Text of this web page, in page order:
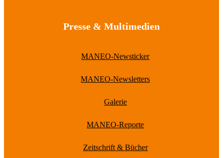
Presse & Multimedien
MANEO-Newsticker
MANEO-Newsletters
Galerie
MANEO-Reporte
Zeitschrift & Bücher